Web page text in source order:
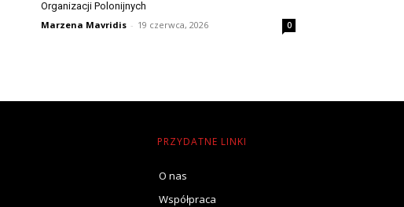
Organizacji Polonijnych
Marzena Mavridis - 19 czerwca, 2026 0
PRZYDATNE LINKI
O nas
Współpraca